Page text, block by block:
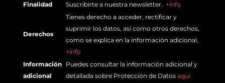
Finalidad
Suscribirte a nuestra newsletter. +info
Derechos
Tienes derecho a acceder, rectificar y
suprimir los datos, así como otros derechos,
como se explica en la información adicional.
+info
Información
adicional
Puedes consultar la información adicional y
detallada sobre Protección de Datos aquí